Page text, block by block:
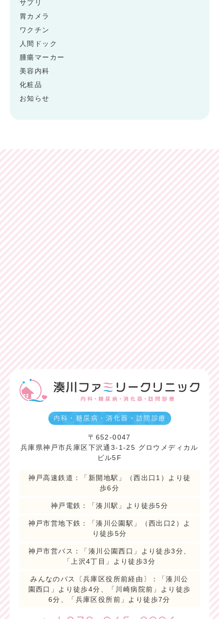
サプリ
胃カメラ
ワクチン
人間ドック
腫瘍マーカー
美容内科
化粧品
お知らせ
内科・糖尿病・消化器・訪問診療
〒652-0047
兵庫県神戸市兵庫区下沢通3-1-25 グロウメディカル
ビル5F
神戸高速鉄道：「新開地駅」（西出口1）より徒
歩6分
神戸電鉄：「湊川駅」より徒歩5分
神戸市営地下鉄：「湊川公園駅」（西出口2）よ
り徒歩5分
神戸市営バス：「湊川公園西口」より徒歩3分、
「上沢4丁目」より徒歩3分
みんなのバス〔兵庫区役所前経由〕：「湊川公
園西口」より徒歩4分、「川崎病院前」より徒歩
6分、「兵庫区役所前」より徒歩7分